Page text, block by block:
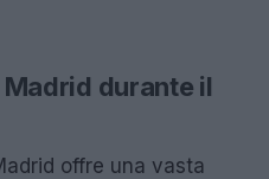
durante il
offre una vasta